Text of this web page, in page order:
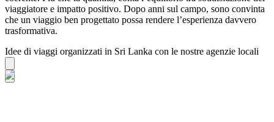
viaggiatore e impatto positivo. Dopo anni sul campo, sono convinta
che un viaggio ben progettato possa rendere l’esperienza davvero
trasformativa.
Idee di viaggi organizzati in Sri Lanka con le nostre agenzie locali